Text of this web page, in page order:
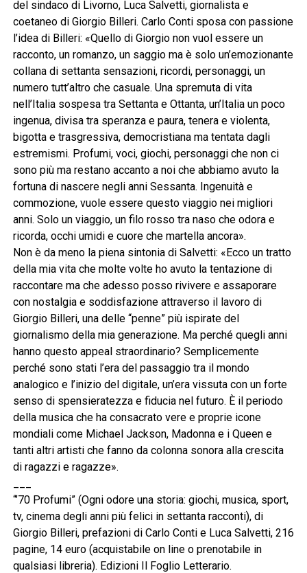
del sindaco di Livorno, Luca Salvetti, giornalista e
coetaneo di Giorgio Billeri. Carlo Conti sposa con passione
l’idea di Billeri: «Quello di Giorgio non vuol essere un
racconto, un romanzo, un saggio ma è solo un’emozionante
collana di settanta sensazioni, ricordi, personaggi, un
numero tutt’altro che casuale. Una spremuta di vita
nell’Italia sospesa tra Settanta e Ottanta, un’Italia un poco
ingenua, divisa tra speranza e paura, tenera e violenta,
bigotta e trasgressiva, democristiana ma tentata dagli
estremismi. Profumi, voci, giochi, personaggi che non ci
sono più ma restano accanto a noi che abbiamo avuto la
fortuna di nascere negli anni Sessanta. Ingenuità e
commozione, vuole essere questo viaggio nei migliori
anni. Solo un viaggio, un filo rosso tra naso che odora e
ricorda, occhi umidi e cuore che martella ancora».
Non è da meno la piena sintonia di Salvetti: «Ecco un tratto
della mia vita che molte volte ho avuto la tentazione di
raccontare ma che adesso posso rivivere e assaporare
con nostalgia e soddisfazione attraverso il lavoro di
Giorgio Billeri, una delle “penne” più ispirate del
giornalismo della mia generazione. Ma perché quegli anni
hanno questo appeal straordinario? Semplicemente
perché sono stati l’era del passaggio tra il mondo
analogico e l’inizio del digitale, un’era vissuta con un forte
senso di spensieratezza e fiducia nel futuro. È il periodo
della musica che ha consacrato vere e proprie icone
mondiali come Michael Jackson, Madonna e i Queen e
tanti altri artisti che fanno da colonna sonora alla crescita
di ragazzi e ragazze».
“’70 Profumi” (Ogni odore una storia: giochi, musica, sport,
tv, cinema degli anni più felici in settanta racconti), di
Giorgio Billeri, prefazioni di Carlo Conti e Luca Salvetti, 216
pagine, 14 euro (acquistabile on line o prenotabile in
qualsiasi libreria). Edizioni Il Foglio Letterario.